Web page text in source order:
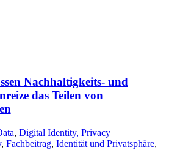
Nachhaltigkeits- und
das Teilen von
, Digital Identity, Privacy
, Fachbeitrag, Identität und Privatsphäre,